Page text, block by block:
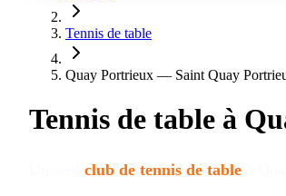
Tennis de table
Quay Portrieux — Saint Quay
Tennis de table à
club de tennis de table